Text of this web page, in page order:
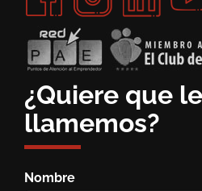
¿Quiere que le
llamemos?
Nombre